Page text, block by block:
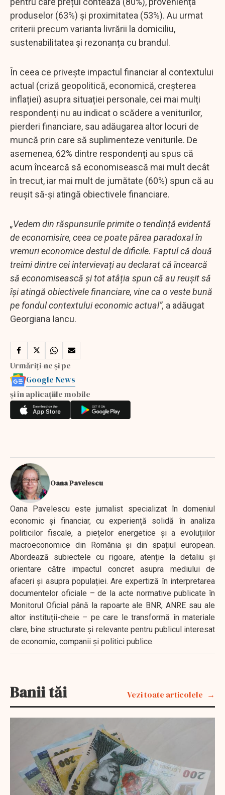
produselor (63%) și proximitatea (53%). Au urmat
criterii precum varianta livrării la domiciliu,
sustenabilitatea și rezonanța cu brandul.
În ceea ce privește impactul financiar al contextului
actual (criză geopolitică, economică, creșterea
inflației) asupra situației personale, cei mai mulți
respondenți nu au indicat o scădere a veniturilor,
pierderi financiare, sau adăugarea altor locuri de
muncă prin care să suplimenteze veniturile. De
asemenea, 62% dintre respondenți au spus că
acum încearcă să economisească mai mult decât
în trecut, iar mai mult de jumătate (60%) spun că au
reușit să-și atingă obiectivele financiare.
„Vedem din răspunsurile primite o tendință evidentă
de economisire, ceea ce poate părea paradoxal în
vremuri economice destul de dificile. Faptul că două
treimi dintre cei intervievați au declarat că încearcă
să economisească și tot atâția spun că au reușit să
își atingă obiectivele financiare, vine ca o veste bună
pe fondul contextului economic actual”, a adăugat
Georgiana Iancu.
Urmăriți-ne și pe
Google News
și în aplicațiile mobile
Oana Pavelescu
Oana Pavelescu este jurnalist specializat în domeniul
economic și financiar, cu experiență solidă în analiza
politicilor fiscale, a piețelor energetice și a evoluțiilor
macroeconomice din România și din spațiul european.
Abordează subiectele cu rigoare, atenție la detaliu și
orientare către impactul concret asupra mediului de
afaceri și asupra populației. Are expertiză în interpretarea
documentelor oficiale – de la acte normative publicate în
Monitorul Oficial până la rapoarte ale BNR, ANRE sau ale
altor instituții-cheie – pe care le transformă în materiale
clare, bine structurate și relevante pentru publicul interesat
de economie, companii și politici publice.
Banii tăi Vezi toate articolele